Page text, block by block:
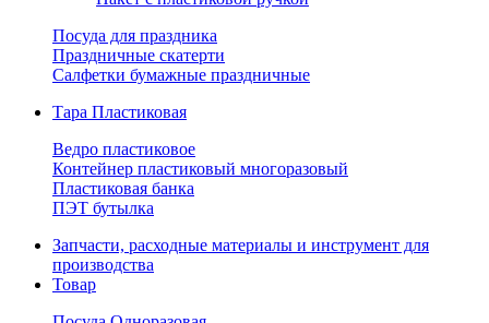
Посуда для праздника
Праздничные скатерти
Салфетки бумажные праздничные
Тара Пластиковая
Ведро пластиковое
Контейнер пластиковый многоразовый
Пластиковая банка
ПЭТ бутылка
Запчасти, расходные материалы и инструмент для
производства
Товар